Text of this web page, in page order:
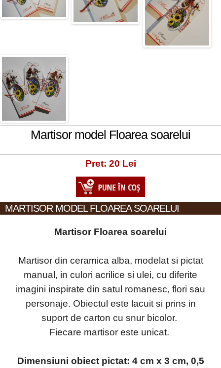
Martisor model Floarea soarelui
Pret: 20 Lei
MARTISOR MODEL FLOAREA SOARELUI
Martisor Floarea soarelui
Martisor din ceramica alba, modelat si pictat
manual, in culori acrilice si ulei, cu diferite
imagini inspirate din satul romanesc, flori sau
personaje. Obiectul este lacuit si prins in
suport de carton cu snur bicolor.
Fiecare martisor este unicat.
Dimensiuni obiect pictat: 4 cm x 3 cm, 0,5